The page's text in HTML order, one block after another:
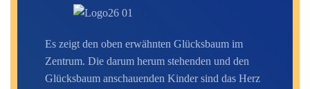
Es zeigt den oben erwähnten Glücksbaum im
Zentrum. Die darum herum stehenden und den
Glücksbaum anschauenden Kinder sind das Herz